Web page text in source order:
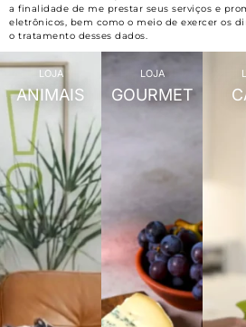
a finalidade de me prestar seus serviços e
eletrônicos, bem como o meio de exercer os
o tratamento desses dados.
LOJA
ANIMAIS
LOJA
GOURMET